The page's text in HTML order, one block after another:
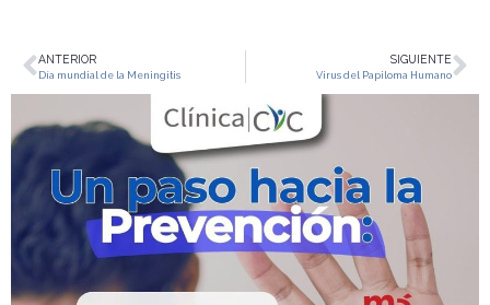
ANTERIOR
Día mundial de la Meningitis
SIGUIENTE
Virus del Papiloma Humano